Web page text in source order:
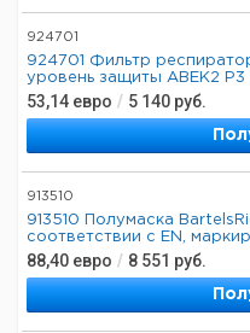
924701
924701 Фильтр
уровень защиты ABEK2 P3
53,14 евро / 5 140 руб.
913510
913510 Полумаска
соответствии с EN,
88,40 евро / 8 551 руб.